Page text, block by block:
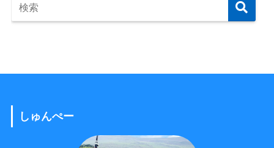
しゅんぺー